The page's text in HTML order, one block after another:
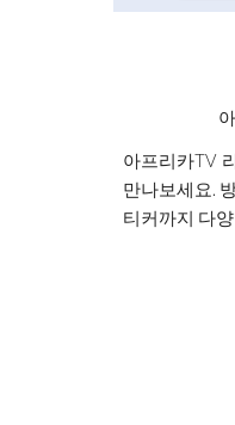
아프리카TV
만나보세요.
티커까지 다